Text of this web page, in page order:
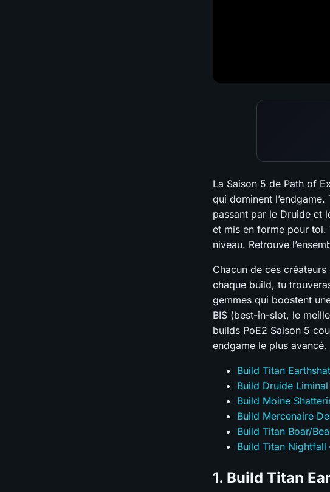
La Saison 5 de Path of
qui dominent
passant par le Druide et
et mis en forme pour toi.
niveau. Retrouve
Chacun de ces
chaque build, tu
gemmes qui boostent
BIS (best-in-slot, le
builds PoE2 Saison 5
endgame le plus
Build Titan
Build Druide
Build Moine
Build Mercenaire
Build Titan Boar/
Build Titan
1. Build Titan